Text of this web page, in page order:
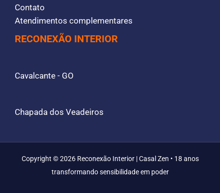
Contato
Atendimentos complementares
RECONEXÃO INTERIOR
Cavalcante - GO
Chapada dos Veadeiros
Copyright © 2026 Reconexão Interior | Casal Zen • 18 anos
transformando sensibilidade em poder